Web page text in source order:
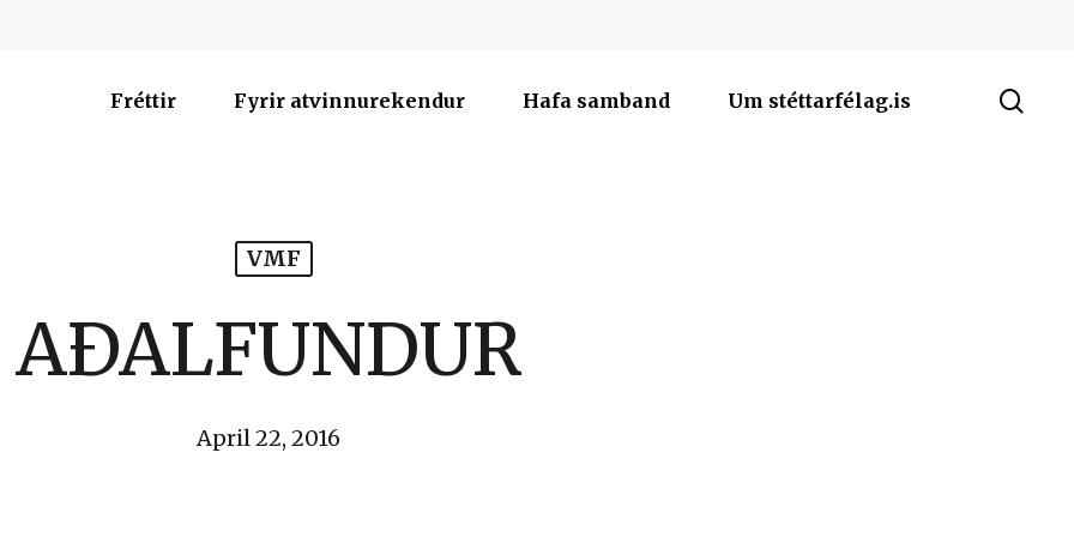
Fréttir Fyrir atvinnurekendur Hafa samband Um stéttarfélag.is
VMF
AÐALFUNDUR
April 22, 2016